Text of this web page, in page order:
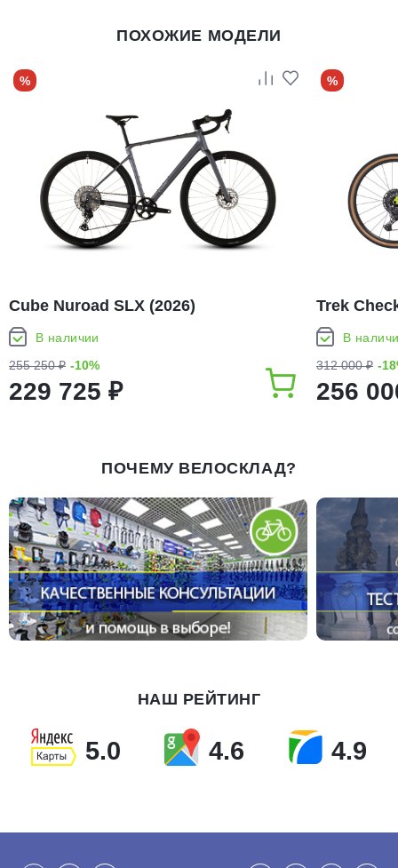
ПОХОЖИЕ МОДЕЛИ
%
Cube Nuroad SLX (2026)
В наличии
255 250 ₽ -10%
229 725 ₽
%
Trek
В
312 000 ₽ -
256
ПОЧЕМУ ВЕЛОСКЛАД?
НАШ РЕЙТИНГ
5.0 4.6 4.9